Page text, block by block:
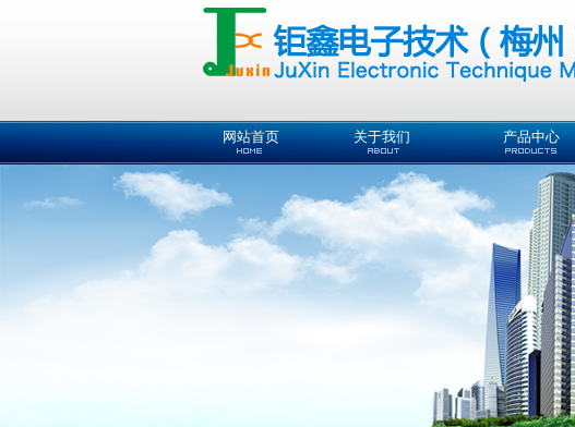
网站首页 关于我们 产品中心